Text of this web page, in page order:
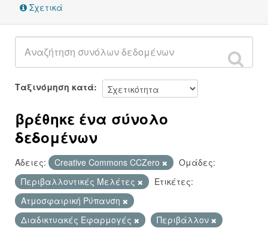
Σχετικά
Ταξινόμηση κατά
βρέθηκε ένα σύνολο
δεδομένων
Άδειες: Creative Commons CCZero
Ομάδες:
Περιβαλλοντικές Μελέτες
Ετικέτες:
Ατμοσφαιρική Ρύπανση
Διαδικτυακές Εφαρμογές
Περιβάλλον